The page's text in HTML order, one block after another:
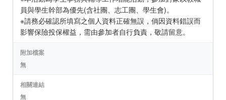
員與學生幹部為優先(含社團、志工團、學生會)。
※請務必確認所填寫之個人資料正確無誤，倘因資料錯誤而
影響保險投保權益，需由參加者自行負責，敬請留意。
附加檔案
無
相關連結
無